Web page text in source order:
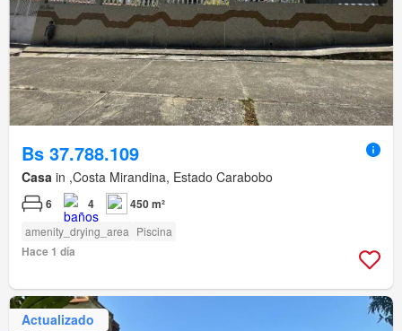
Bs 37.788.109
Casa in ,Costa Mirandina, Estado Carabobo
6 4 450 m²
amenity_drying_area Piscina
Hace 1 día
Actualizado